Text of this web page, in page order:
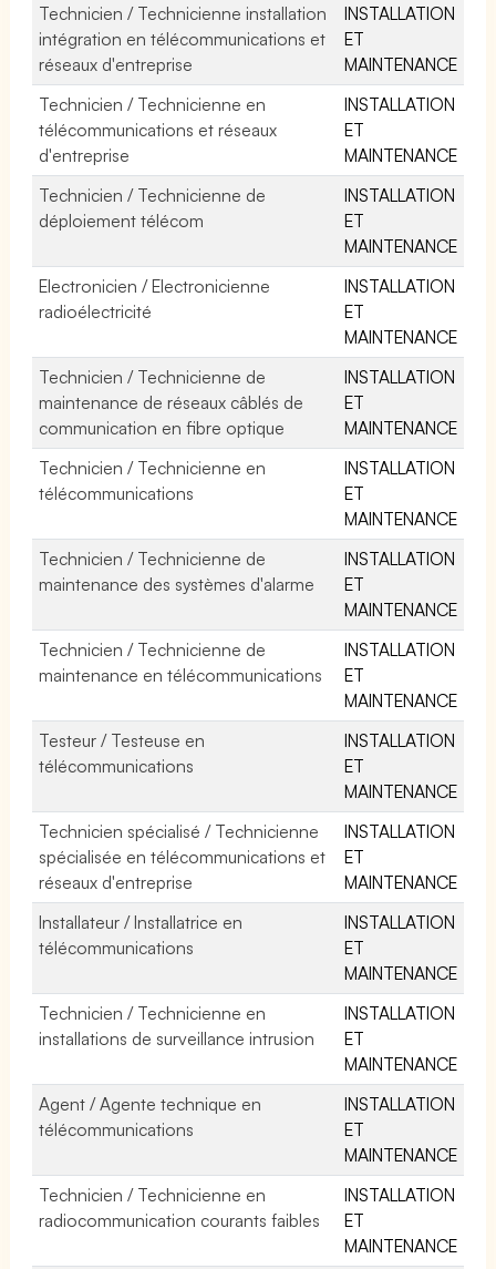
Technicien / Technicienne installation
intégration en télécommunications et
réseaux d'entreprise
INSTALLATION
ET
MAINTENANCE
Technicien / Technicienne en
télécommunications et réseaux
d'entreprise
INSTALLATION
ET
MAINTENANCE
Technicien / Technicienne de
déploiement télécom
INSTALLATION
ET
MAINTENANCE
Electronicien / Electronicienne
radioélectricité
INSTALLATION
ET
MAINTENANCE
Technicien / Technicienne de
maintenance de réseaux câblés de
communication en fibre optique
INSTALLATION
ET
MAINTENANCE
Technicien / Technicienne en
télécommunications
INSTALLATION
ET
MAINTENANCE
Technicien / Technicienne de
maintenance des systèmes d'alarme
INSTALLATION
ET
MAINTENANCE
Technicien / Technicienne de
maintenance en télécommunications
INSTALLATION
ET
MAINTENANCE
Testeur / Testeuse en
télécommunications
INSTALLATION
ET
MAINTENANCE
Technicien spécialisé / Technicienne
spécialisée en télécommunications et
réseaux d'entreprise
INSTALLATION
ET
MAINTENANCE
Installateur / Installatrice en
télécommunications
INSTALLATION
ET
MAINTENANCE
Technicien / Technicienne en
installations de surveillance intrusion
INSTALLATION
ET
MAINTENANCE
Agent / Agente technique en
télécommunications
INSTALLATION
ET
MAINTENANCE
Technicien / Technicienne en
radiocommunication courants faibles
INSTALLATION
ET
MAINTENANCE